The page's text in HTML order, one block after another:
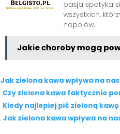
pasja spotyka
wszystkich,
napojów.
Jakie choroby mogą
Jak zielona kawa wpływa na
Czy zielona kawa faktycznie
Kiedy najlepiej pić zieloną
Jak zielona kawa wpływa na